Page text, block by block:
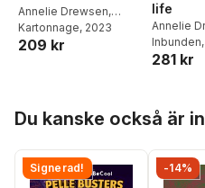
Annelie Drewsen,
Katarina Lycken Rüter
Kartonnage, 2023
209 kr
life
Annelie
Dalén
Inbunden
281 kr
Du kanske också är
Signerad! -14%